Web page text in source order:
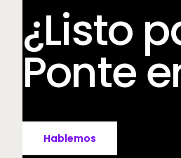
¿Listo
Ponte
Hablemos